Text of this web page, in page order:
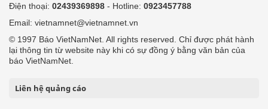
Điện thoại: 02439369898 - Hotline: 0923457788
Email: vietnamnet@vietnamnet.vn
© 1997 Báo VietNamNet. All rights reserved. Chỉ được phát hành
lại thông tin từ website này khi có sự đồng ý bằng văn bản của
báo VietNamNet.
Liên hệ quảng cáo